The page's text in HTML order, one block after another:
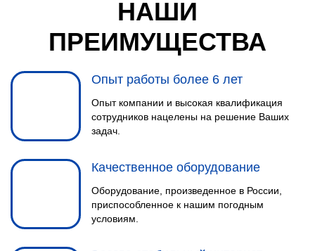
НАШИ
ПРЕИМУЩЕСТВА
Опыт работы более 6 лет
Опыт компании и высокая квалификация
сотрудников нацелены на решение Ваших
задач.
Качественное оборудование
Оборудование, произведенное в России,
приспособленное к нашим погодным
условиям.